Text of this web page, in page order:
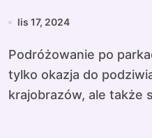
lis 17, 2024
Podróżowanie po parkach narodowych to nie
tylko okazja do
krajobrazów, ale także